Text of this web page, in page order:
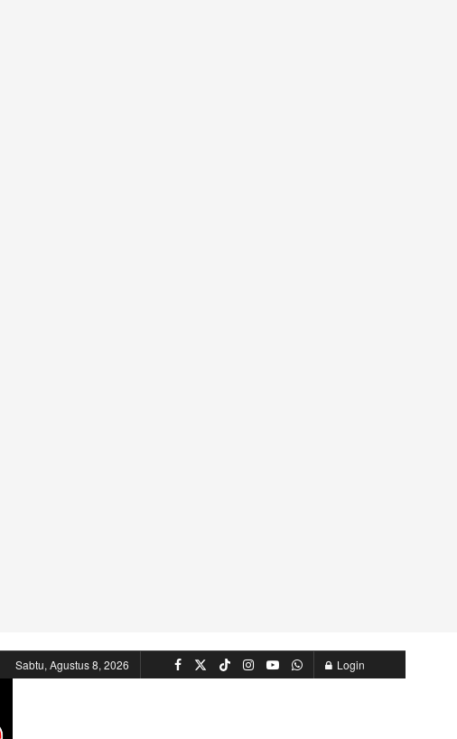
Sabtu, Agustus 8, 2026 Login